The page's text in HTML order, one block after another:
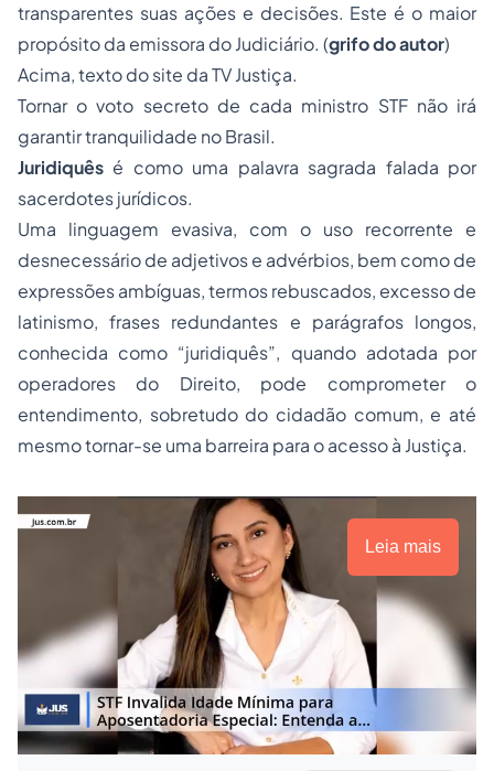
transparentes suas ações e decisões. Este é o maior
propósito da emissora do Judiciário. (grifo do autor)
Acima, texto do site da TV Justiça.
Tornar o voto secreto de cada ministro STF não irá
garantir tranquilidade no Brasil.
Juridiquês é como uma palavra sagrada falada por
sacerdotes jurídicos.
Uma linguagem evasiva, com o uso recorrente e
desnecessário de adjetivos e advérbios, bem como de
expressões ambíguas, termos rebuscados, excesso de
latinismo, frases redundantes e parágrafos longos,
conhecida como “juridiquês”, quando adotada por
operadores do Direito, pode comprometer o
entendimento, sobretudo do cidadão comum, e até
mesmo tornar-se uma barreira para o acesso à Justiça.
Leia mais